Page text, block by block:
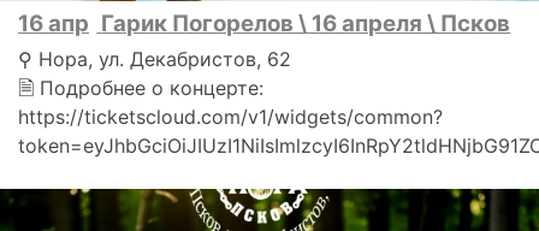
16 апр Гарик Погорелов \ 16 апреля \ Псков
⚲ Нора, ул. Декабристов, 62
🗎 Подробнее о концерте:
https://ticketscloud.com/v1/widgets/common?